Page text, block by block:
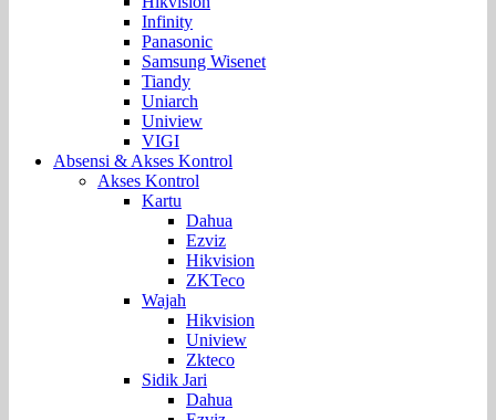
Infinity
Panasonic
Samsung Wisenet
Tiandy
Uniarch
Uniview
VIGI
Absensi & Akses Kontrol
Akses Kontrol
Kartu
Dahua
Ezviz
Hikvision
ZKTeco
Wajah
Hikvision
Uniview
Zkteco
Sidik Jari
Dahua